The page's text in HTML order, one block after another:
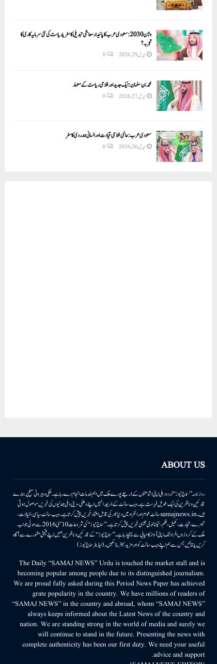
وژن 2030:سعودی عرب کا پائیدار معاشی تبدیلی کا سفر یا ریاست کی نئی سرمایہ کاری کا
تجربہ؟
اپریل 29, 2026 0
محمد بن سلمان: ایک جدید اور فلاحی ریاست کے معمار
اپریل 27, 2026 0
سعودی عرب: عالمی فلاحی قیادت اور انسانی ہمدردی کا سفر
اپریل 26, 2026 0
ABOUT US
روزنامہ ’’سماج نیوز‘‘ اُردو دہلی اپنی اشاعتوں کے ذریعے پورے ملک میں اہم خدمات انجام دے رہا ہے۔ ملکی وبیرونی سطح پر ہمارے
قارئین وناظرین کی ایک طویل فہرست ہے۔ ویب سائٹ کے ذریعہ انہیں اپنے وطنی، دینی وملی بھائیوں کی خبریں موصول ہوتی
ہیں۔samajnews.inسائٹ عوام اور انفراد میں دنیا بھر کی قابل اعتماد خبریں پیش کرتا ہے۔ ویب سائٹ سیاسی، خیالات،
تبصرے، تجارت، کھیل، فلم، ٹیکنالوجی جیسی خبریں پیش کرتا ہے۔ ’’سماج نیوز‘‘ کی شروعات 10مئی 2016 سے ہوئی جو اب
ملک کے کروڑوں افراد تک اپنی آواز کامیابی سے پہنچا رہا ہے۔ ’’سماج نیوز‘‘ کے قارئین وناظرین ہمیں اپنے قیمتی مشورے سے آگاہ
کریں یا بتائیں جس سے ہم اپنے ویب سائٹ کو اور مزید بہتر بناسکیں۔ (ایڈیٹر سماج نیوز)
The Daily “SAMAJ NEWS” Urdu is touched the market stall and is
becoming popular among people due to its distinguished journalism.
We are proud fully asked during this Period News Paper has achieved
grate popularity in the country. We have millions of readers of
“SAMAJ NEWS” in the country and abroad, whom “SAMAJ NEWS”
always keeps informed about the Latest News of the country and
nation. We are standing strong in the world of media and surely we
will continue to stand in the future. Presenting the news with
complete authenticity has been our first duty. We need your useful
advice and support.